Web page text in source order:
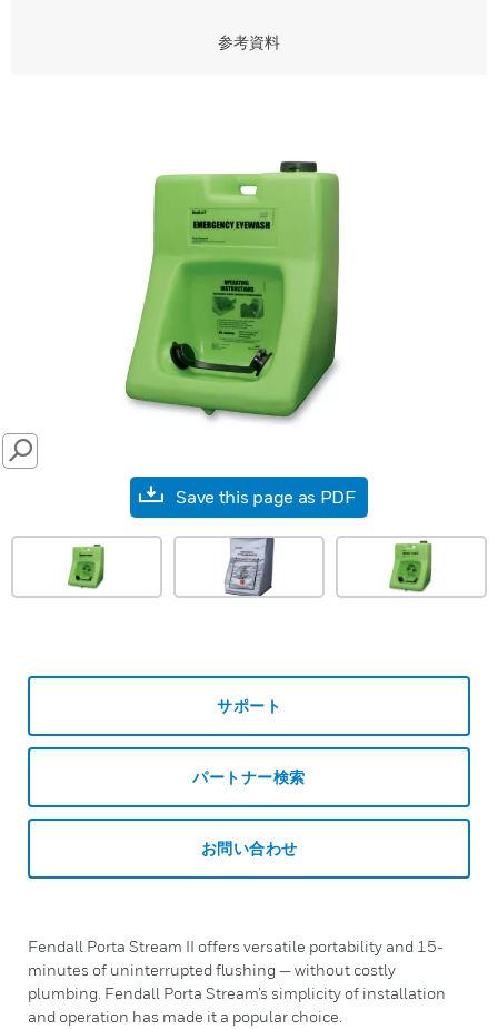
参考資料
SEARCH
Save this page as PDF
サポート
パートナー検索
お問い合わせ
Fendall Porta Stream II offers versatile portability and 15-
minutes of uninterrupted flushing — without costly
plumbing. Fendall Porta Stream’s simplicity of installation
and operation has made it a popular choice.